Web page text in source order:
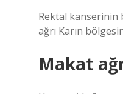
Rektal kanserinin
ağrı Karın
Makat